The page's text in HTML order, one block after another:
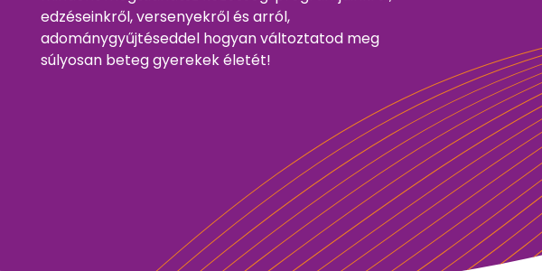
edzéseinkről, versenyekről és arról,
adománygyűjtéseddel hogyan változtatod meg
súlyosan beteg gyerekek életét!